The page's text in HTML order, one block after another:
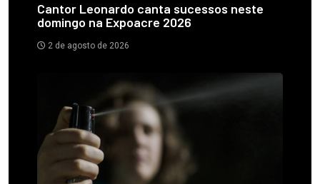
Cantor Leonardo canta sucessos neste
domingo na Expoacre 2026
2 de agosto de 2026